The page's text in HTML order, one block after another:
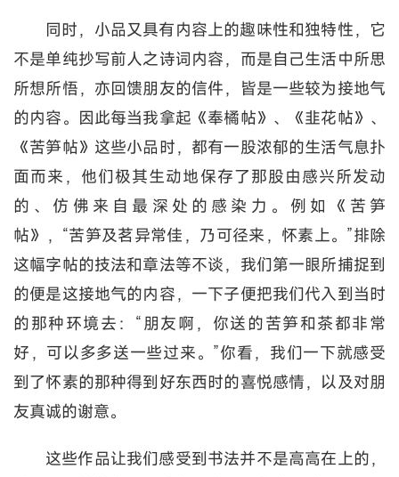
同时，小品又具有内容上的趣味性和独特性，它
不是单纯抄写前人之诗词内容，而是自己生活中所思
所想所悟，亦回馈朋友的信件，皆是一些较为接地气
的内容。因此每当我拿起《奉橘帖》、《韭花帖》、
《苦笋帖》这些小品时，都有一股浓郁的生活气息扑
面而来，他们极其生动地保存了那股由感兴所发动
的、仿佛来自最深处的感染力。例如《苦笋
帖》，“苦笋及茗异常佳，乃可径来，怀素上。”排除
这幅字帖的技法和章法等不谈，我们第一眼所捕捉到
的便是这接地气的内容，一下子便把我们代入到当时
的那种环境去：“朋友啊，你送的苦笋和茶都非常
好，可以多多送一些过来。”你看，我们一下就感受
到了怀素的那种得到好东西时的喜悦感情，以及对朋
友真诚的谢意。
这些作品让我们感受到书法并不是高高在上的，